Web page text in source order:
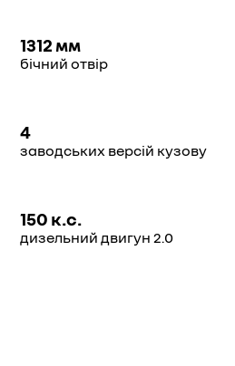
1312 мм
бічний отвір
4
заводських версій кузову
150 к.с.
дизельний двигун 2.0